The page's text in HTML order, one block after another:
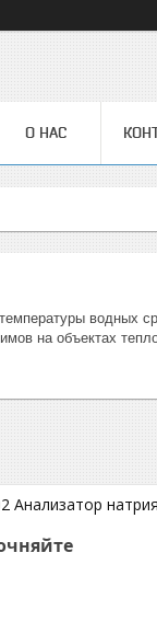
О НАС
водных
на объектах
Анализатор натрия